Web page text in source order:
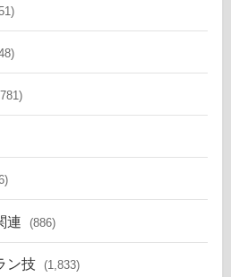
連 (886)
ン技 (1,833)